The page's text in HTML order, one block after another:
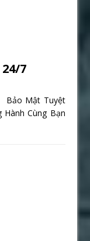
7
Bảo Mật Tuyệt
Cùng Bạn